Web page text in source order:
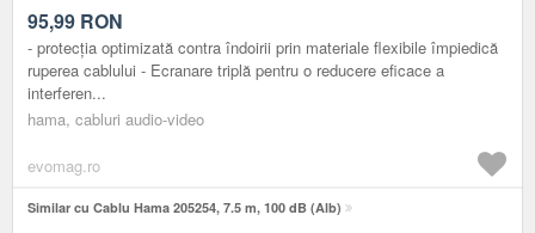
95,99 RON
- protecția optimizată contra îndoirii prin materiale flexibile împiedică
ruperea cablului - Ecranare triplă pentru o reducere eficace a
interferen...
hama, cabluri audio-video
evomag.ro
Similar cu Cablu Hama 205254, 7.5 m, 100 dB (Alb)